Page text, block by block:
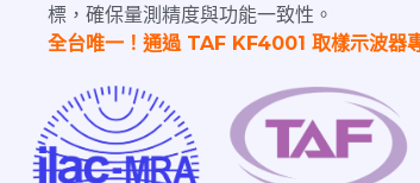
標，確保量測精度與功能一致性。
全台唯一！通過 TAF KF4001 取樣示波器